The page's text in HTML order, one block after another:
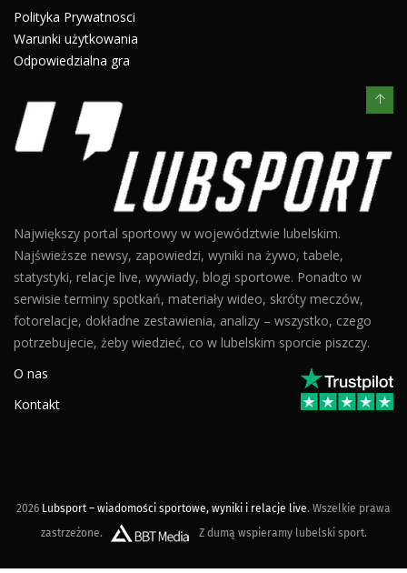
Polityka Prywatnosci
Warunki użytkowania
Odpowiedzialna gra
Największy portal sportowy w województwie lubelskim.
Najświeższe newsy, zapowiedzi, wyniki na żywo, tabele,
statystyki, relacje live, wywiady, blogi sportowe. Ponadto w
serwisie terminy spotkań, materiały wideo, skróty meczów,
fotorelacje, dokładne zestawienia, analizy – wszystko, czego
potrzebujecie, żeby wiedzieć, co w lubelskim sporcie piszczy.
O nas
Kontakt
2026 Lubsport – wiadomości sportowe, wyniki i relacje live. Wszelkie prawa
zastrzeżone.
Z dumą wspieramy lubelski sport.